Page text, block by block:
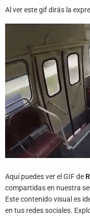
Terminos
Y
Condiciones
Política
Cookies
Política
De
Privacidad
Al ver este gif dirás la
Aquí puedes ver el GIF de
compartidas en nuestra
Este contenido visual es
en tus redes sociales.